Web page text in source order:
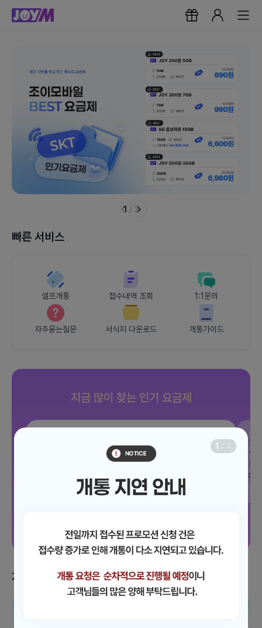
1 / 3
빠른 서비스
셀프개통 접수내역 조회 1:1문의
자주묻는질문 서식지 다운로드 개통가이드
지금 많이 찾는 인기 요금제
조이 음성자유 7GB
문자 100건
월 3,300원/ 평생할인
통
지금 받을 수 있는 혜택 이벤트 더보기
1